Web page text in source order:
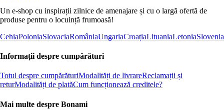
Un e-shop cu inspirații zilnice de amenajare și cu o largă ofertă de
produse pentru o locuință frumoasă!
CehiaPoloniaSlovaciaRomâniaUngariaCroațiaLituaniaLetoniaSlovenia
Informații despre cumpărături
Totul despre cumpărăturiModalități de livrareReclamații și
returModalități de platăCum funcționează creditele?
Mai multe despre Bonami